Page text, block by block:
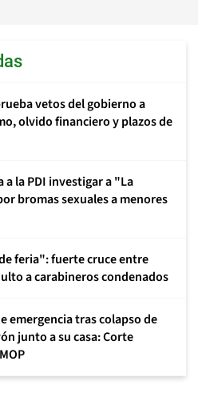
vetos del gobierno a
olvido financiero y plazos de
a la PDI investigar a "La
bromas sexuales a menores
feria": fuerte cruce entre
a carabineros condenados
emergencia tras colapso de
junto a su casa: Corte